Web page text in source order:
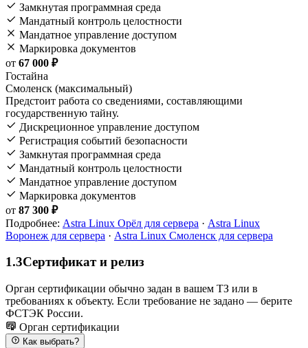
Замкнутая программная среда
Мандатный контроль целостности
Мандатное управление доступом
Маркировка документов
от 67 000 ₽
Гостайна
Смоленск (максимальный)
Предстоит работа со сведениями, составляющими
государственную тайну.
Дискреционное управление доступом
Регистрация событий безопасности
Замкнутая программная среда
Мандатный контроль целостности
Мандатное управление доступом
Маркировка документов
от 87 300 ₽
Подробнее: Astra Linux Орёл для сервера · Astra Linux
Воронеж для сервера · Astra Linux Смоленск для сервера
1.3Сертификат и релиз
Орган сертификации обычно задан в вашем ТЗ или в
требованиях к объекту. Если требование не задано — берите
ФСТЭК России.
Орган сертификации
Как выбрать?